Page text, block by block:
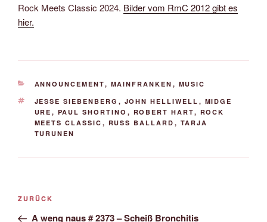
Rock Meets Classic 2024. Bilder vom RmC 2012 gibt es
hier.
KATEGORIEN
ANNOUNCEMENT, MAINFRANKEN , MUSIC
SCHLAGWÖRTER
JESSE SIEBENBERG , JOHN HELLIWELL , MIDGE
URE , PAUL SHORTINO , ROBERT HART, ROCK
MEETS CLASSIC , RUSS BALLARD , TARJA
TURUNEN
Beitrags-
Vorheriger
Beitrag
ZURÜCK
A weng naus # 2373 – Scheiß Bronchitis